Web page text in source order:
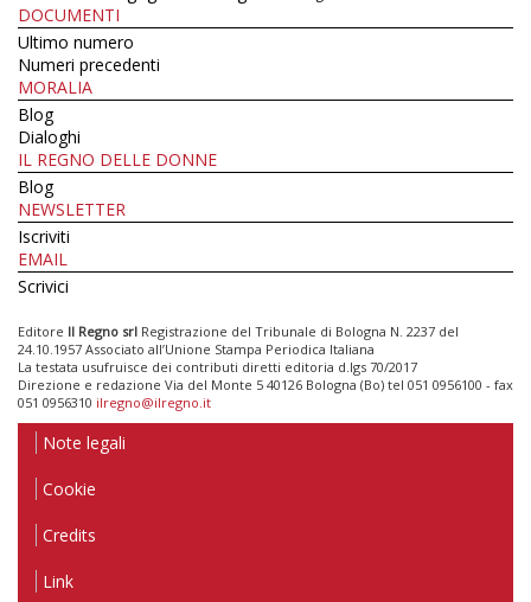
DOCUMENTI
Ultimo numero
Numeri precedenti
MORALIA
Blog
Dialoghi
IL REGNO DELLE DONNE
Blog
NEWSLETTER
Iscriviti
EMAIL
Scrivici
Editore Il Regno srl Registrazione del Tribunale di Bologna N. 2237 del
24.10.1957 Associato all’Unione Stampa Periodica Italiana
La testata usufruisce dei contributi diretti editoria d.lgs 70/2017
Direzione e redazione Via del Monte 5 40126 Bologna (Bo) tel 051 0956100 - fax
051 0956310 ilregno@ilregno.it
Note legali
Cookie
Credits
Link